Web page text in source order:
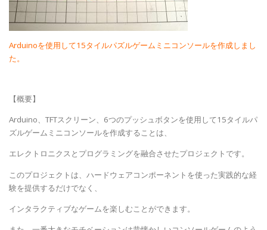
Arduinoを使用して15タイルパズルゲームミニコンソールを作成しまし
た。
【概要】
Arduino、TFTスクリーン、6つのプッシュボタンを使用して15タイルパ
ズルゲームミニコンソールを作成することは、
エレクトロニクスとプログラミングを融合させたプロジェクトです。
このプロジェクトは、ハードウェアコンポーネントを使った実践的な経
験を提供するだけでなく、
インタラクティブなゲームを楽しむことができます。